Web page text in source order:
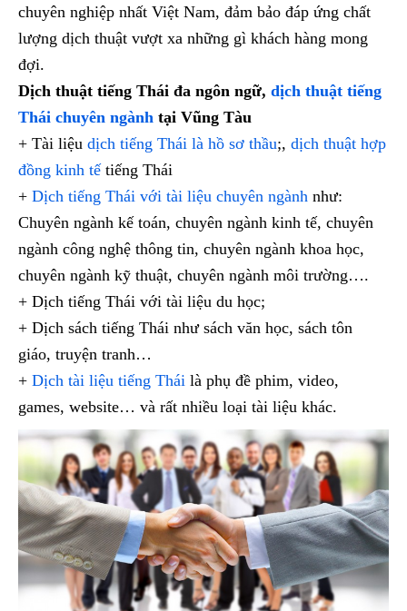
chuyên nghiệp nhất Việt Nam, đảm bảo đáp ứng chất
lượng dịch thuật vượt xa những gì khách hàng mong
đợi.
Dịch thuật tiếng Thái đa ngôn ngữ, dịch thuật tiếng
Thái chuyên ngành tại Vũng Tàu
+ Tài liệu dịch tiếng Thái là hồ sơ thầu;, dịch thuật hợp
đồng kinh tếtiếng Thái
+ Dịch tiếng Thái với tài liệu chuyên ngành như:
Chuyên ngành kế toán, chuyên ngành kinh tế, chuyên
ngành công nghệ thông tin, chuyên ngành khoa học,
chuyên ngành kỹ thuật, chuyên ngành môi trường….
+ Dịch tiếng Thái với tài liệu du học;
+ Dịch sách tiếng Thái như sách văn học, sách tôn
giáo, truyện tranh…
+ Dịch tài liệu tiếng Thái là phụ đề phim, video,
games, website… và rất nhiều loại tài liệu khác.